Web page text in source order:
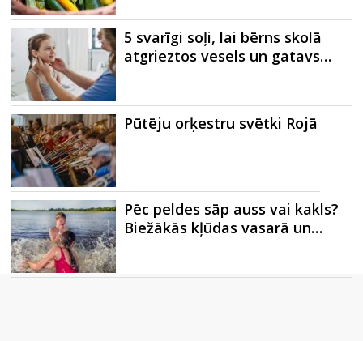
5 svarīgi soļi, lai bērns skolā
atgrieztos vesels un gatavs…
Pūtēju orķestru svētki Rojā
Pēc peldes sāp auss vai kakls?
Biežākās kļūdas vasarā un…